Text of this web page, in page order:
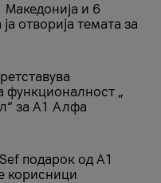
Македонија и 6
отворија темата за
функционалност „
за А1 Алфа
подарок од А1
корисници